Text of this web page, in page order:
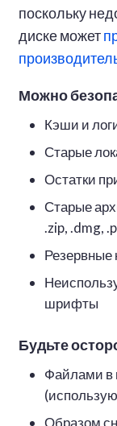
поскольку
диске может
Можно
Кэши и
Старые
Остатки
Старые
.zip, .dmg,
Резервные
шрифты
Будьте
Файлами в
Образом